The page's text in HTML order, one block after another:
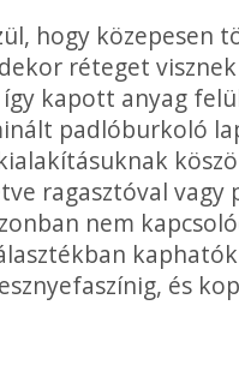
hogy közepesen
réteget
kapott anyag
padlóburkoló
ragasztóval
nem
és